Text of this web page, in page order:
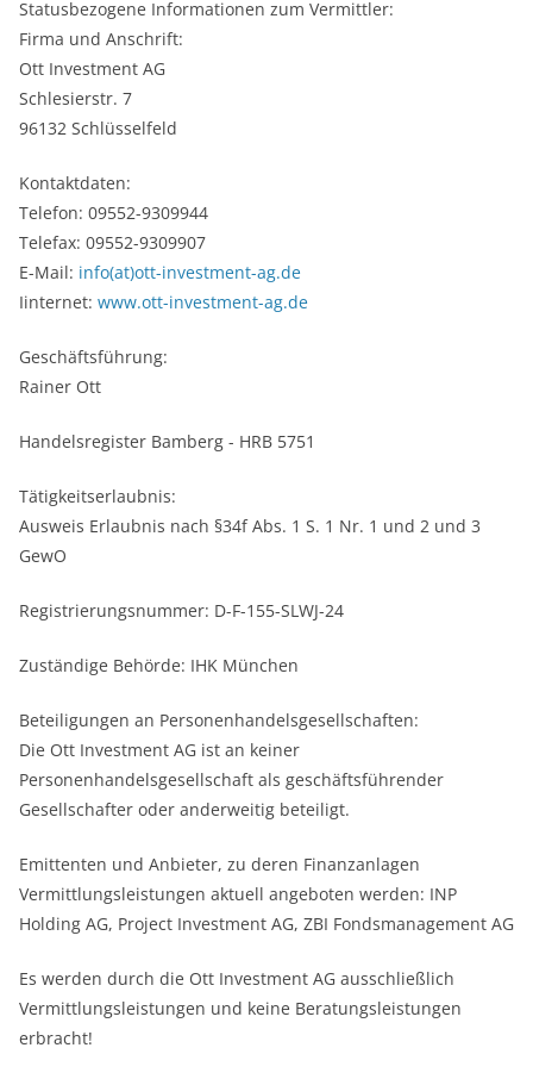
Statusbezogene Informationen zum Vermittler:
Firma und Anschrift:
Ott Investment AG
Schlesierstr. 7
96132 Schlüsselfeld
Kontaktdaten:
Telefon: 09552-9309944
Telefax: 09552-9309907
E-Mail: info(at)ott-investment-ag.de
Iinternet: www.ott-investment-ag.de
Geschäftsführung:
Rainer Ott
Handelsregister Bamberg - HRB 5751
Tätigkeitserlaubnis:
Ausweis Erlaubnis nach §34f Abs. 1 S. 1 Nr. 1 und 2 und 3
GewO
Registrierungsnummer: D-F-155-SLWJ-24
Zuständige Behörde: IHK München
Beteiligungen an Personenhandelsgesellschaften:
Die Ott Investment AG ist an keiner
Personenhandelsgesellschaft als geschäftsführender
Gesellschafter oder anderweitig beteiligt.
Emittenten und Anbieter, zu deren Finanzanlagen
Vermittlungsleistungen aktuell angeboten werden: INP
Holding AG, Project Investment AG, ZBI Fondsmanagement AG
Es werden durch die Ott Investment AG ausschließlich
Vermittlungsleistungen und keine Beratungsleistungen
erbracht!